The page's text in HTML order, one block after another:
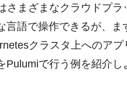
さまざまなクラウドプラ
言語で操作できるが、ま
クラスタ上へのア
Pulumiで行う例を紹介し